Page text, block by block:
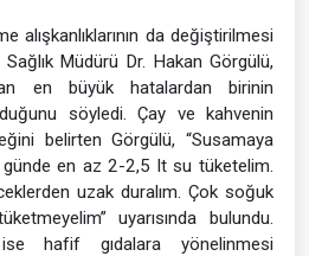
alışkanlıklarının da değiştirilmesi
Müdürü Dr. Hakan Görgülü,
en büyük hatalardan birinin
söyledi. Çay ve kahvenin
belirten Görgülü, “Susamaya
günde en az 2-2,5 lt su tüketelim.
uzak duralım. Çok soğuk
uyarısında bulundu.
hafif gıdalara yönelinmesi